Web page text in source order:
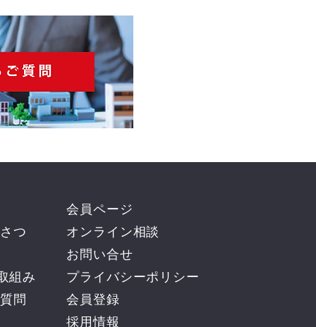
つ
組み
問
会員ページ
オンライン相談
お問い合せ
プライバシーポリシー
会員登録
採用情報